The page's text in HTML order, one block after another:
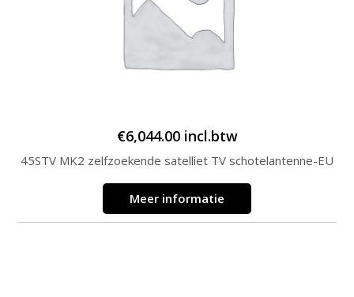
€6,044.00 incl.btw
45STV MK2 zelfzoekende satelliet TV schotelantenne-EU
Meer informatie